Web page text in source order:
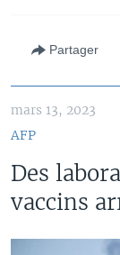
Partager
mars 13, 2023
AFP
Des
vaccins